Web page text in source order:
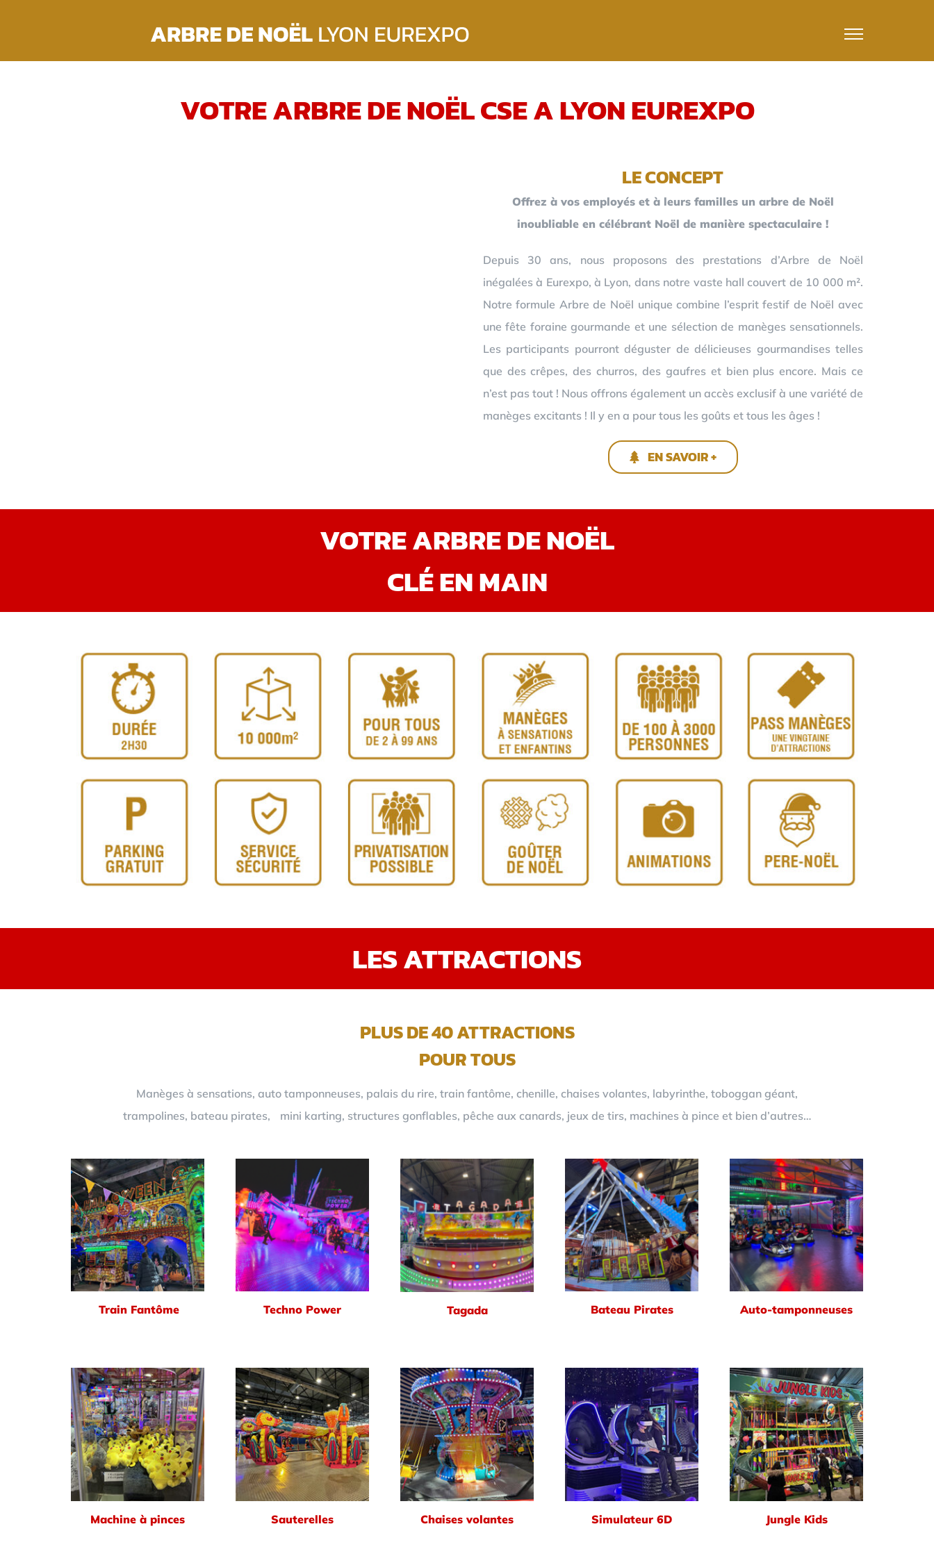
VOTRE ARBRE DE NOËL CSE A LYON EUREXPO
LE CONCEPT
Offrez à vos employés et à leurs familles un arbre de Noël
inoubliable en célébrant Noël de manière spectaculaire !
Depuis 30 ans, nous proposons des prestations d’Arbre de Noël
inégalées à Eurexpo, à Lyon, dans notre vaste hall couvert de 10 000 m².
Notre formule Arbre de Noël unique combine l’esprit festif de Noël avec
une fête foraine gourmande et une sélection de manèges sensationnels.
Les participants pourront déguster de délicieuses gourmandises telles
que des crêpes, des churros, des gaufres et bien plus encore. Mais ce
n’est pas tout ! Nous offrons également un accès exclusif à une variété de
manèges excitants ! Il y en a pour tous les goûts et tous les âges !
EN SAVOIR +
VOTRE ARBRE DE NOËL
CLÉ EN MAIN
LES ATTRACTIONS
PLUS DE 40 ATTRACTIONS
POUR TOUS
Manèges à sensations, auto tamponneuses, palais du rire, train fantôme, chenille, chaises volantes, labyrinthe, toboggan géant,
trampolines, bateau pirates, mini karting, structures gonflables, pêche aux canards, jeux de tirs, machines à pince et bien d’autres…
Train Fantôme Techno Power Tagada Bateau Pirates Auto-tamponneuses
Machine à pinces Sauterelles Chaises volantes Simulateur 6D Jungle Kids